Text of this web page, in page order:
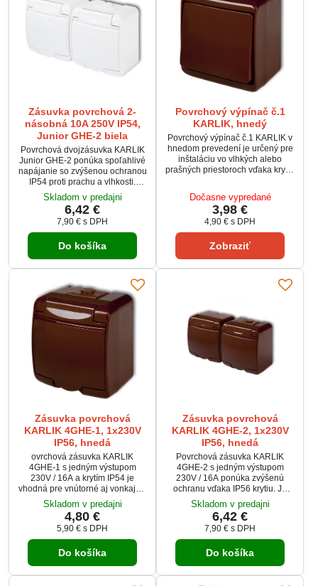
Zásuvka povrchová 2-
násobná 10A 250V IP54,
Junior GHE-2 biela
Povrchová dvojzásuvka KARLIK
Junior GHE-2 ponúka spoľahlivé
napájanie so zvýšenou ochranou
IP54 proti prachu a vlhkosti.
Vhodná je pre dielne, garáže,
sklady aj vonkajšie priestory ako
terasy či altánky. Zásuvka
podporuje záťaž až 3680 W a je
vyhotovená v odolnom bielom
prevedení. Ideálna voľba pre
náročné prostredie aj bežné
použitie.
Skladom v predajni
6,42 €
7,90 € s DPH
Do košíka
Povrchový výpínač č.1
KARLIK, hnedý
Povrchový výpínač č.1 KARLIK v
hnedom prevedení je určený pre
inštaláciu vo vlhkých alebo
prašných priestoroch vďaka krytiu
2,5 mm² a je vhodný pre
230V/10A sieť. Montáž sa
vykonáva na stenu (povrchová
montáž). Vďaka
samozatváraciemu veku je
vhodný aj na vonkajšie použitie.
Dočasne vypredané
3,98 €
4,90 € s DPH
Zobraziť
Zásuvka povrchová
KARLIK 4GHE-1, 1x230V
IP56, hnedá
ovrchová zásuvka KARLIK
4GHE-1 s jedným výstupom
230V / 16A a krytím IP54 je
vhodná pre vnútorné aj vonkajšie
použitie. Výklopné veko na
pántoch chráni pred vlhkosťou a
umožňuje použitie aj uhlových
zástrčiek. Montáž na stenu a
skrutkové pripojenie vodičov do
2,5 mm² zaručujú jednoduchú
inštaláciu. Ideálne riešenie pre
dielne, garáže, pivnice či
Skladom v predajni
4,80 €
5,90 € s DPH
Do košíka
Zásuvka povrchová
KARLIK 4GHE-2, 1x230V
IP56, hnedá
Povrchová zásuvka KARLIK
4GHE-2 s jedným výstupom
230V / 16A ponúka zvýšenú
ochranu vďaka IP56 krytiu. Je
určená na povrchovú montáž vo
vlhkých alebo vonkajších
priestoroch. Výklopné veko
chráni pred prachom a
striekajúcou vodou, vhodné aj
pre uhlové zástrčky. Skrutkové
pripojenie vodičov do 2,5 mm²
zaručuje jednoduchú inštaláciu.
Skladom v predajni
6,42 €
7,90 € s DPH
Do košíka